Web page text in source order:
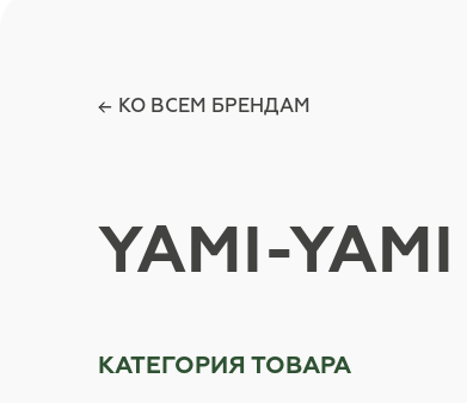
КО ВСЕМ БРЕНДАМ
YAMI-YAMI
КАТЕГОРИЯ ТОВАРА